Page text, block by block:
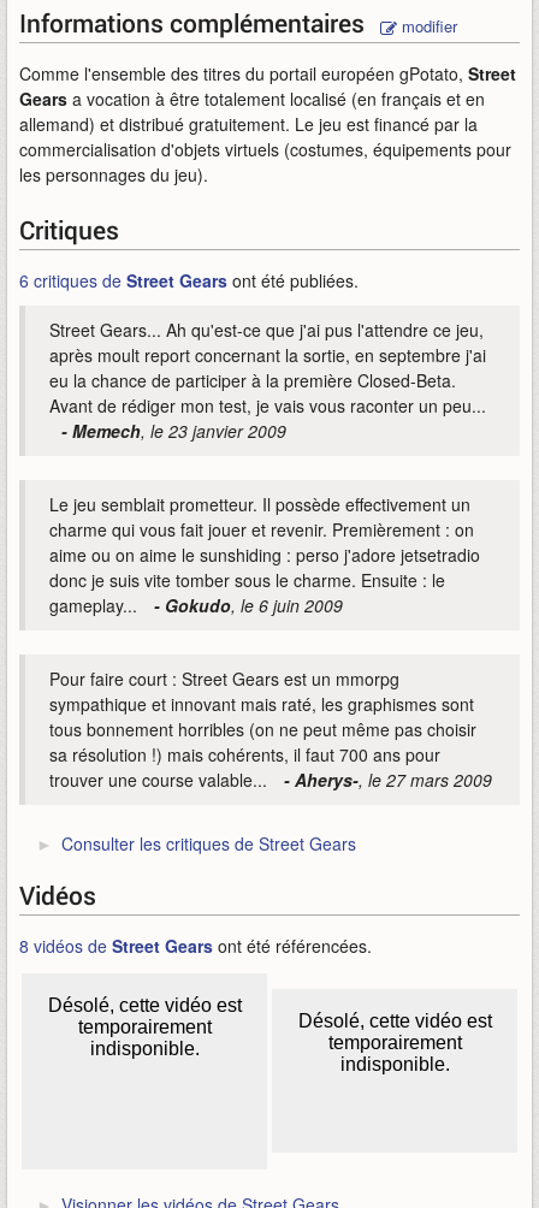
Informations complémentaires modifier
Comme l'ensemble des titres du portail européen gPotato, Street
Gears a vocation à être totalement localisé (en français et en
allemand) et distribué gratuitement. Le jeu est financé par la
commercialisation d'objets virtuels (costumes, équipements pour
les personnages du jeu).
Critiques
6 critiques de Street Gears ont été publiées.
Street Gears... Ah qu'est-ce que j'ai pus l'attendre ce jeu,
après moult report concernant la sortie, en septembre j'ai
eu la chance de participer à la première Closed-Beta.
Avant de rédiger mon test, je vais vous raconter un peu...
- Memech, le 23 janvier 2009
Le jeu semblait prometteur. Il possède effectivement un
charme qui vous fait jouer et revenir. Premièrement : on
aime ou on aime le sunshiding : perso j'adore jetsetradio
donc je suis vite tomber sous le charme. Ensuite : le
gameplay...
- Gokudo, le 6 juin 2009
Pour faire court : Street Gears est un mmorpg
sympathique et innovant mais raté, les graphismes sont
tous bonnement horribles (on ne peut même pas choisir
sa résolution !) mais cohérents, il faut 700 ans pour
trouver une course valable...
- Aherys-, le 27 mars 2009
Consulter les critiques de Street Gears
Vidéos
8 vidéos de Street Gears ont été référencées.